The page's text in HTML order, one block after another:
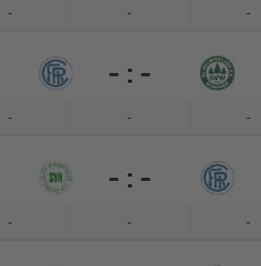
- - -
- : -
- - -
- : -
- - -